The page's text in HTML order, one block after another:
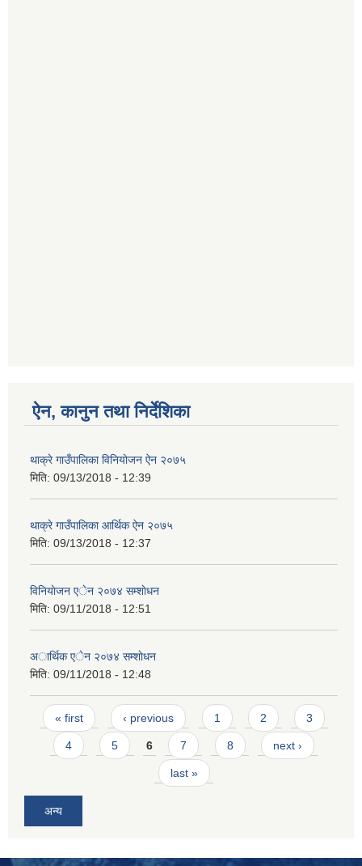
ऐन, कानुन तथा निर्देशिका
थाक्रे गाउँपालिका विनियाेजन ऐन २०७५
मिति: 09/13/2018 - 12:39
थाक्रे गाउँपालिका आर्थिक ‌ऐन २०७५
मिति: 09/13/2018 - 12:37
विनियाेजन एेन २०७४ सम्शाेधन
मिति: 09/11/2018 - 12:51
अार्थिक एेन २०७४ सम्शाेधन
मिति: 09/11/2018 - 12:48
Pages
« first ‹ previous 1 2 3
4 5 6 7 8 next ›
last »
अन्य